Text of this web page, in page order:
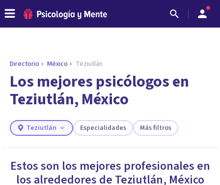
ENCONTRAR MI TERAPEUTA
¿Necesitas ayuda para encontrar el
psicólogo adecuado?
Responde a unas breves preguntas y te ofreceremos
necesidades.
Directorio México Teziutlán
Los mejores psicólogos en
Teziutlán, México
Teziutlán Especialidades Más filtros
Estos son los mejores profesionales en
los alrededores de Teziutlán, México